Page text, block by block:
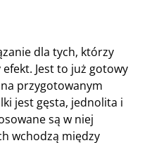
dla tych, którzy
Jest to już gotowy
przygotowanym
jest gęsta, jednolita i
są w niej
wchodzą między